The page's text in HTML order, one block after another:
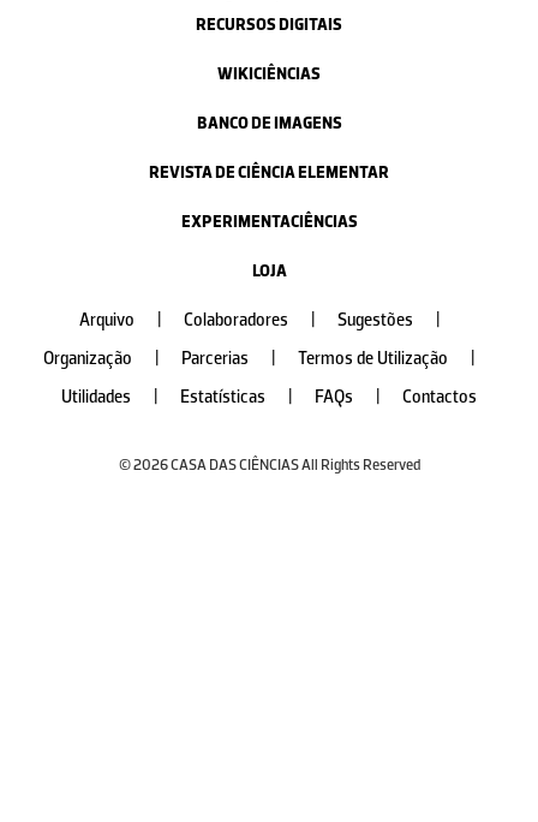
RECURSOS DIGITAIS
WIKICIÊNCIAS
BANCO DE IMAGENS
REVISTA DE CIÊNCIA ELEMENTAR
EXPERIMENTACIÊNCIAS
LOJA
Arquivo Colaboradores Sugestões
Organização
Parcerias Termos de Utilização
Utilidades
Estatísticas FAQs Contactos
© 2026 CASA DAS CIÊNCIAS All Rights Reserved